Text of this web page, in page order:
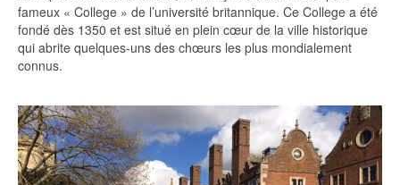
fameux « College » de l’université britannique. Ce College a été
fondé dès 1350 et est situé en plein cœur de la ville historique
qui abrite quelques-uns des chœurs les plus mondialement
connus.